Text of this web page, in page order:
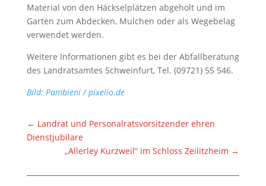
Material von den Häckselplätzen abgeholt und im
Garten zum Abdecken, Mulchen oder als Wegebelag
verwendet werden.
Weitere Informationen gibt es bei der Abfallberatung
des Landratsamtes Schweinfurt, Tel. (09721) 55 546.
Bild: Pambieni / pixelio.de
← Landrat und Personalratsvorsitzender ehren
Dienstjubilare
„Allerley Kurzweil“ im Schloss Zeilitzheim →